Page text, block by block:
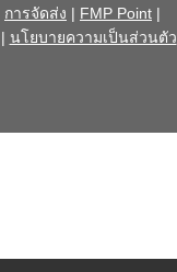
การจัดส่ง | FMP Point |
| นโยบายความเป็นส่วนตัว